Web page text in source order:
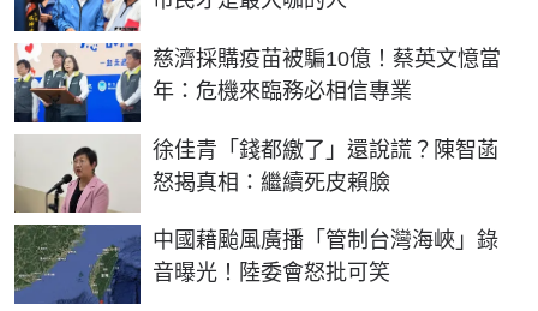
慈濟採購疫苗被騙10億！蔡英文憶當
年：危機來臨務必相信專業
徐佳青「錢都繳了」還說謊？陳智菡
怒揭真相：繼續死皮賴臉
中國藉颱風廣播「管制台灣海峽」錄
音曝光！陸委會怒批可笑